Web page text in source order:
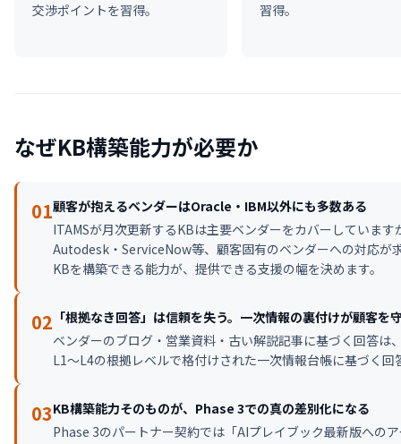
交渉ポイントを習得。
習得。
なぜKB構築能力が必要か
01顧客が抱えるベンダーはOracle・IBM以外にも多数ある
ITAMSが月次更新するKBは主要ベンダーをカバーしていま
Autodesk・ServiceNow等、顧客固有のベンダーへの対応が
KBを構築できる能力が、提供できる支援の幅を決めます。
02 「根拠なき回答」は信頼を失う。一次情報の裏付けが顧客を
ベンダーのブログ・営業資料・古い解説記事に基づく回答は
L1〜L4の根拠レベルで格付けされた一次情報台帳に基づく
03KB構築能力そのものが、Phase 3での真の差別化になる
Phase 3のパートナー契約では「AIプレイブック最新版への